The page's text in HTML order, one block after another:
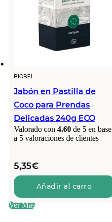
BIOBEL
Jabón en Pastilla de
Coco para Prendas
Delicadas 240g ECO
Valorado con 4.60 de 5 en base
a 5 valoraciones de clientes
5,35€
Añadir al carro
Ver Más